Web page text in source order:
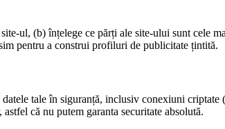
(b) înțelege ce părți ale site‑ului sunt
pentru a construi profiluri de publicitate țintită.
tale în siguranță, inclusiv conexiuni
că nu putem garanta securitate absolută.